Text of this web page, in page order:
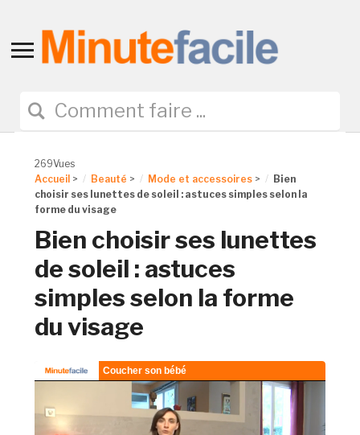
Toggle
navigation
269Vues
Accueil > Beauté > Mode et accessoires >
Bien
choisir ses lunettes de soleil : astuces simples selon la
forme du visage
Bien choisir ses lunettes
de soleil : astuces
simples selon la forme
du visage